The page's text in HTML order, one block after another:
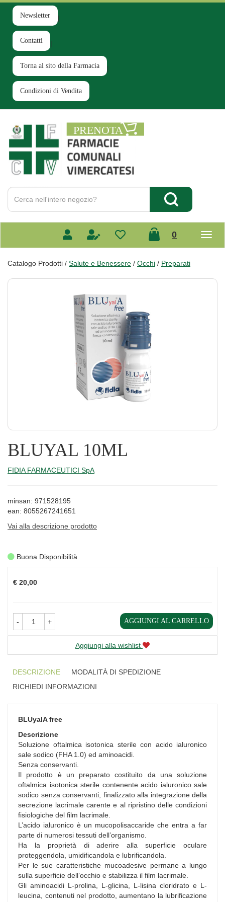
Passa
contenuto
principale
Newsletter
Contatti
Torna al sito della Farmacia
Condizioni di Vendita
Farmacia
Comunale
Cerca
Prodotto
Cerca Prodotto
0prodotti
Catalogo Prodotti / Salute e Benessere / Occhi / Preparati
BLUYAL 10ML
FIDIA FARMACEUTICI SpA
minsan: 971528195
ean: 8055267241651
Vai alla descrizione prodotto
Buona Disponibilità
€ 20,00
- + AGGIUNGI AL CARRELLO
Aggiungi alla wishlist
DESCRIZIONE
MODALITÀ DI SPEDIZIONE
RICHIEDI INFORMAZIONI
BLUyalA free
Descrizione
Soluzione oftalmica isotonica sterile con acido ialuronico
sale sodico (FHA 1.0) ed aminoacidi.
Senza conservanti.
Il prodotto è un preparato costituito da una soluzione
oftalmica isotonica sterile contenente acido ialuronico sale
sodico senza conservanti, finalizzato alla integrazione della
secrezione lacrimale carente e al ripristino delle condizioni
fisiologiche del film lacrimale.
L’acido ialuronico è un mucopolisaccaride che entra a far
parte di numerosi tessuti dell’organismo.
Ha la proprietà di aderire alla superficie oculare
proteggendola, umidificandola e lubrificandola.
Per le sue caratteristiche mucoadesive permane a lungo
sulla superficie dell’occhio e stabilizza il film lacrimale.
Gli aminoacidi L-prolina, L-glicina, L-lisina cloridrato e L-
leucina, contenuti nel prodotto, aumentano la lubrificazione